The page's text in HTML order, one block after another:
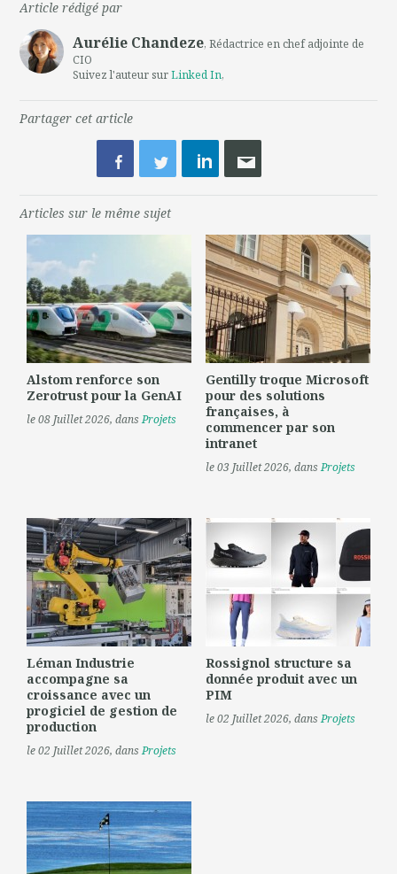
Article rédigé par
Aurélie Chandeze, Rédactrice en chef adjointe de
CIO
Suivez l'auteur surLinked In,
Partager cet article
Articles sur le même sujet
Alstom renforce son
Zerotrust pour la GenAI
le 08 Juillet 2026, dansProjets
Gentilly troque Microsoft
pour des solutions
françaises, à
commencer par son
intranet
le 03 Juillet 2026, dansProjets
Léman Industrie
accompagne sa
croissance avec un
progiciel de gestion de
production
le 02 Juillet 2026, dansProjets
Rossignol structure sa
donnée produit avec un
PIM
le 02 Juillet 2026, dansProjets